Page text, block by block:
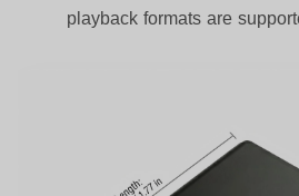
playback formats are